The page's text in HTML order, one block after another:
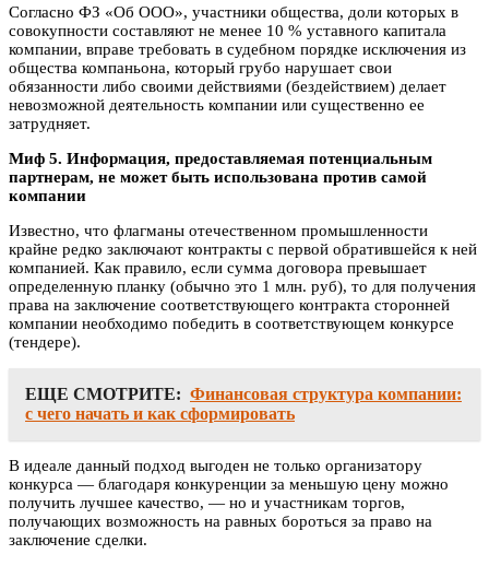
Согласно ФЗ «Об ООО», участники общества, доли которых в
совокупности составляют не менее 10 % уставного капитала
компании, вправе требовать в судебном порядке исключения из
общества компаньона, который грубо нарушает свои
обязанности либо своими действиями (бездействием) делает
невозможной деятельность компании или существенно ее
затрудняет.
Миф 5. Информация, предоставляемая потенциальным
партнерам, не может быть использована против самой
компании
Известно, что флагманы отечественном промышленности
крайне редко заключают контракты с первой обратившейся к ней
компанией. Как правило, если сумма договора превышает
определенную планку (обычно это 1 млн. руб), то для получения
права на заключение соответствующего контракта сторонней
компании необходимо победить в соответствующем конкурсе
(тендере).
ЕЩЕ СМОТРИТЕ: Финансовая структура компании:
с чего начать и как сформировать
В идеале данный подход выгоден не только организатору
конкурса — благодаря конкуренции за меньшую цену можно
получить лучшее качество, — но и участникам торгов,
получающих возможность на равных бороться за право на
заключение сделки.